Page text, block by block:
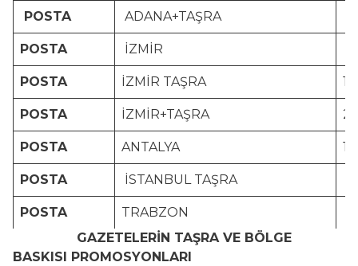
POSTA ADANA+TAŞRA
POSTA İZMİR
POSTA İZMİR TAŞRA
POSTA İZMİR+TAŞRA
POSTA ANTALYA
POSTA İSTANBUL TAŞRA
POSTA TRABZON
GAZETELERİN TAŞRA VE BÖLGE
BASKISI PROMOSYONLARI